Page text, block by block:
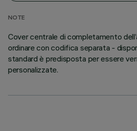
NOTE
Cover centrale di completamento
ordinare con codifica separata -
standard è predisposta per essere
personalizzate.